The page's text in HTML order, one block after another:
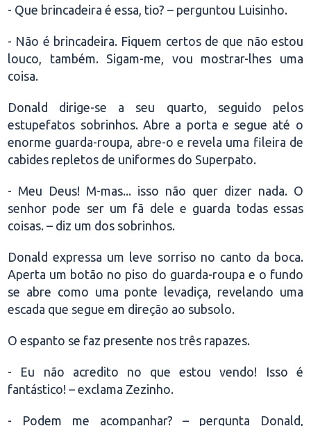
- Que brincadeira é essa, tio? – perguntou Luisinho.
- Não é brincadeira. Fiquem certos de que não estou
louco, também. Sigam-me, vou mostrar-lhes uma
coisa.
Donald dirige-se a seu quarto, seguido pelos
estupefatos sobrinhos. Abre a porta e segue até o
enorme guarda-roupa, abre-o e revela uma fileira de
cabides repletos de uniformes do Superpato.
- Meu Deus! M-mas... isso não quer dizer nada. O
senhor pode ser um fã dele e guarda todas essas
coisas. – diz um dos sobrinhos.
Donald expressa um leve sorriso no canto da boca.
Aperta um botão no piso do guarda-roupa e o fundo
se abre como uma ponte levadiça, revelando uma
escada que segue em direção ao subsolo.
O espanto se faz presente nos três rapazes.
- Eu não acredito no que estou vendo! Isso é
fantástico! – exclama Zezinho.
- Podem me acompanhar? – pergunta Donald,